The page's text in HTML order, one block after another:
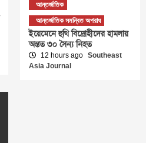
আন্তর্জাতিক
আন্তর্জাতিক সমন্বিত অপরাধ
ইয়েমেনে হুথি বিদ্রোহীদের হামলায়
অন্তত ৩০ সৈন্য নিহত
12 hours ago Southeast
Asia Journal